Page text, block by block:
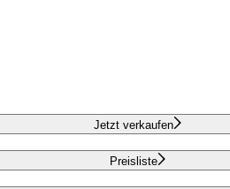
Jetzt verkaufen
Preisliste